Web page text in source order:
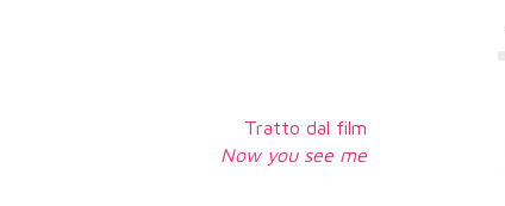
Tratto dal film
Now you see me